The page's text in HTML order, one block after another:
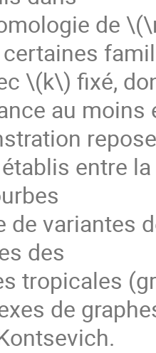
de
\(k\) fixé,
au
entre
de variantes
des
tropicales
de